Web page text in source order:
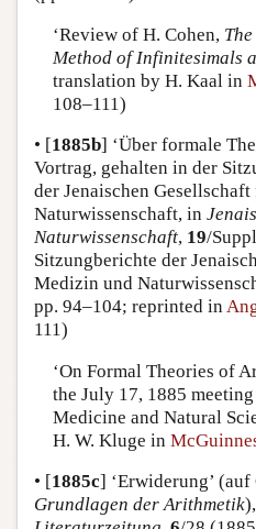
‘Review of H. Cohen,
Method of Infinitesimals
translation by H. Kaal in
108–111)
• [1885b] ‘Über formale
Vortrag, gehalten in der
der Jenaischen
Naturwissenschaft, in
Naturwissenschaft, 19/
Sitzungberichte der
Medizin und
pp. 94–104; reprinted in
111)
‘On Formal Theories of
the July 17, 1885
Medicine and Natural
H. W. Kluge in
• [1885c] ‘Erwiderung’
Grundlagen der Arithmetik),